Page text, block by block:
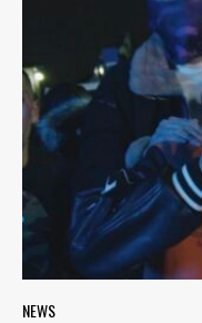
NEWS